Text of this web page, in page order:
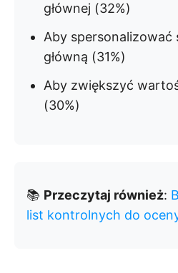
głównej (32%)
Aby spersonalizować
główną (31%)
Aby zwiększyć
(30%)
📚 Przeczytaj również:
list kontrolnych do